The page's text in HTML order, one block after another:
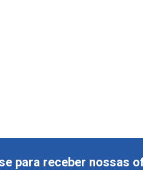
para receber nossas